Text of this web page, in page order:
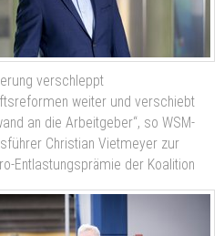
verschleppt
weiter und verschiebt
an die Arbeitgeber“, so WSM-
Christian Vietmeyer zur
Entlastungsprämie der Koalition